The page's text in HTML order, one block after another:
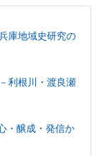
庫地域史研究の
利根川・渡良瀬
・醸成・発信か